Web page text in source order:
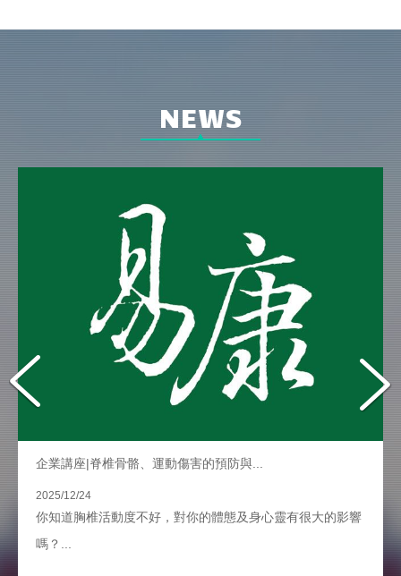
NEWS
企業講座|脊椎骨骼、運動傷害的預防與...
2025/12/24
你知道胸椎活動度不好，對你的體態及身心靈有很大的影響
嗎？...